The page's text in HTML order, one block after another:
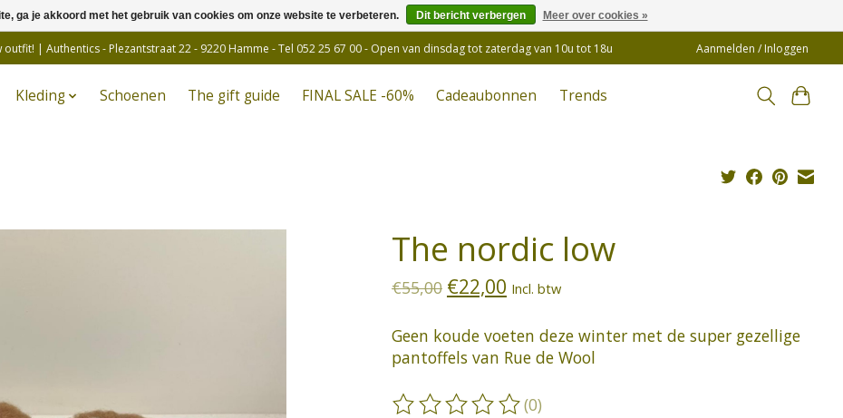
| Authentics - Plezantstraat 22 - 9220 Hamme - Tel 052 25 67 00 - Open van dinsdag tot zaterdag van 10u tot 18u Aanmelden / Inloggen
Kleding Schoenen The gift guide FINAL SALE -60% Cadeaubonnen Trends
The nordic low
€55,00 €22,00 Incl. btw
Geen koude voeten deze winter met de super gezellige
pantoffels van Rue de Wool
(0)
ga je akkoord met het gebruik van cookies om onze website te verbeteren. Dit bericht verbergen Meer over cookies »